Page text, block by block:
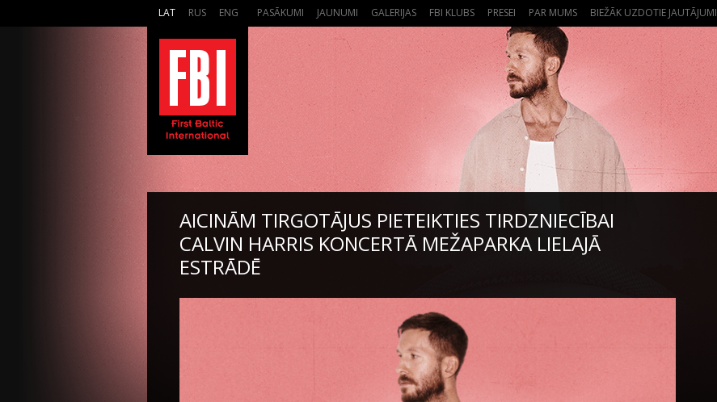
LAT RUS ENG PASĀKUMI JAUNUMI GALERIJAS FBI KLUBS PRESEI PAR MUMS BIEŽĀK UZDOTIE JAUTĀJUMI
AICINĀM TIRGOTĀJUS PIETEIKTIES TIRDZNIECĪBAI
CALVIN HARRIS KONCERTĀ MEŽAPARKA LIELAJĀ
ESTRĀDĒ